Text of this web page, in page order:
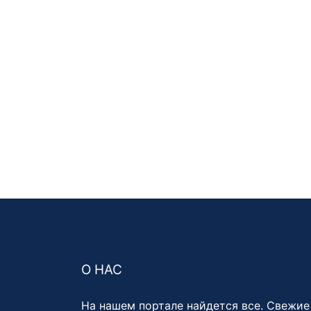
О НАС
На нашем портале найдется все. Свежие